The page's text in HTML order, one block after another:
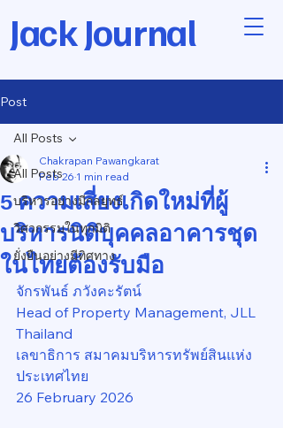
Jack Journal
Post
All Posts
บริหารอย่างมีกลยุทธ์
วิศวกรรมในทุกมิติ
ยั่งยืนอย่างมีทิศทาง
All Posts
5 ความเสี่ยงเกิดใหม่ที่ผู้
บริหารนิติบุคคลอาคารชุด
ในไทยต้องรับมือ
Chakrapan Pawangkarat
Feb 26 1 min read
จักรพันธ์ ภวังคะรัตน์
Head of Property Management, JLL
Thailand
เลขาธิการ สมาคมบริหารทรัพย์สินแห่ง
ประเทศไทย
26 February 2026